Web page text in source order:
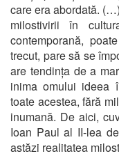
care era abordată.
milostivirii în
contemporană,
trecut, pare să se
are tendința de a
inima omului ideea
toate acestea, fără
inumană. De aici,
Ioan Paul al II-lea
astăzi realitatea